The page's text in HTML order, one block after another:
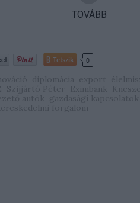
TOVÁBB
Tetszik 0